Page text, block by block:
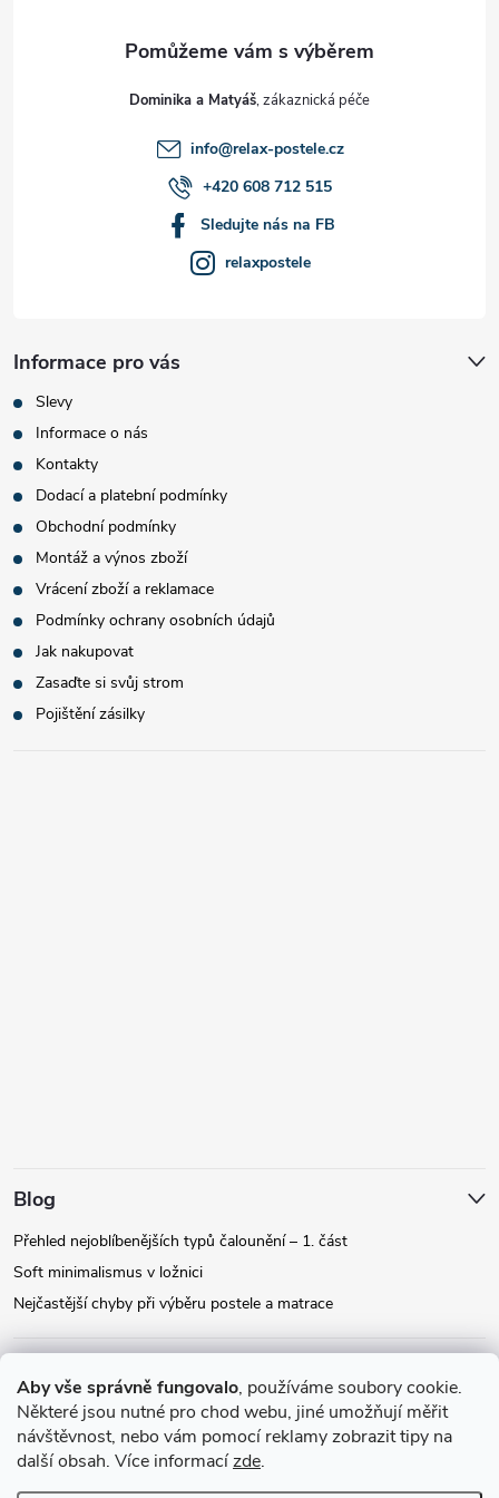
Aby vše správně fungovalo, používáme soubory cookie.
Některé jsou nutné pro chod webu, jiné umožňují měřit
návštěvnost, nebo vám pomocí reklamy zobrazit tipy na
další obsah. Více informacízde.
Dominika a Matyáš
info@relax-postele.cz
+420 608 712 515
Sledujte nás na FB
relaxpostele
Informace pro vás
Slevy
Informace o nás
Kontakty
Dodací a platební podmínky
Obchodní podmínky
Montáž a výnos zboží
Vrácení zboží a reklamace
Podmínky ochrany osobních údajů
Jak nakupovat
Zasaďte si svůj strom
Pojištění zásilky
Blog
Přehled nejoblíbenějších typů čalounění – 1. část
Soft minimalismus v ložnici
Nejčastější chyby při výběru postele a matrace
Instagram